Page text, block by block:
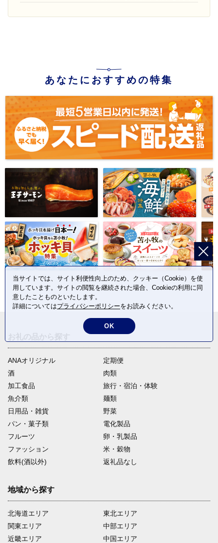
あなたにおすすめの特集
ANAオリジナル
定期便
酒
肉類
加工食品
旅行・宿泊・体験
魚介類
麺類
日用品・雑貨
野菜
パン・菓子類
電化製品
フルーツ
卵・乳製品
ファッション
米・穀物
飲料(酒以外)
返礼品なし
地域から探す
北海道エリア
関東エリア
近畿エリア
東北エリア
中部エリア
中国エリア
当サイトでは、サイト利便性向上のため、クッキー（Cookie）を使
用しています。サイトの閲覧を継続された場合、Cookieの利用に同
意したことものといたします。
詳細についてはプライバシーポリシーをお読みください。
OK